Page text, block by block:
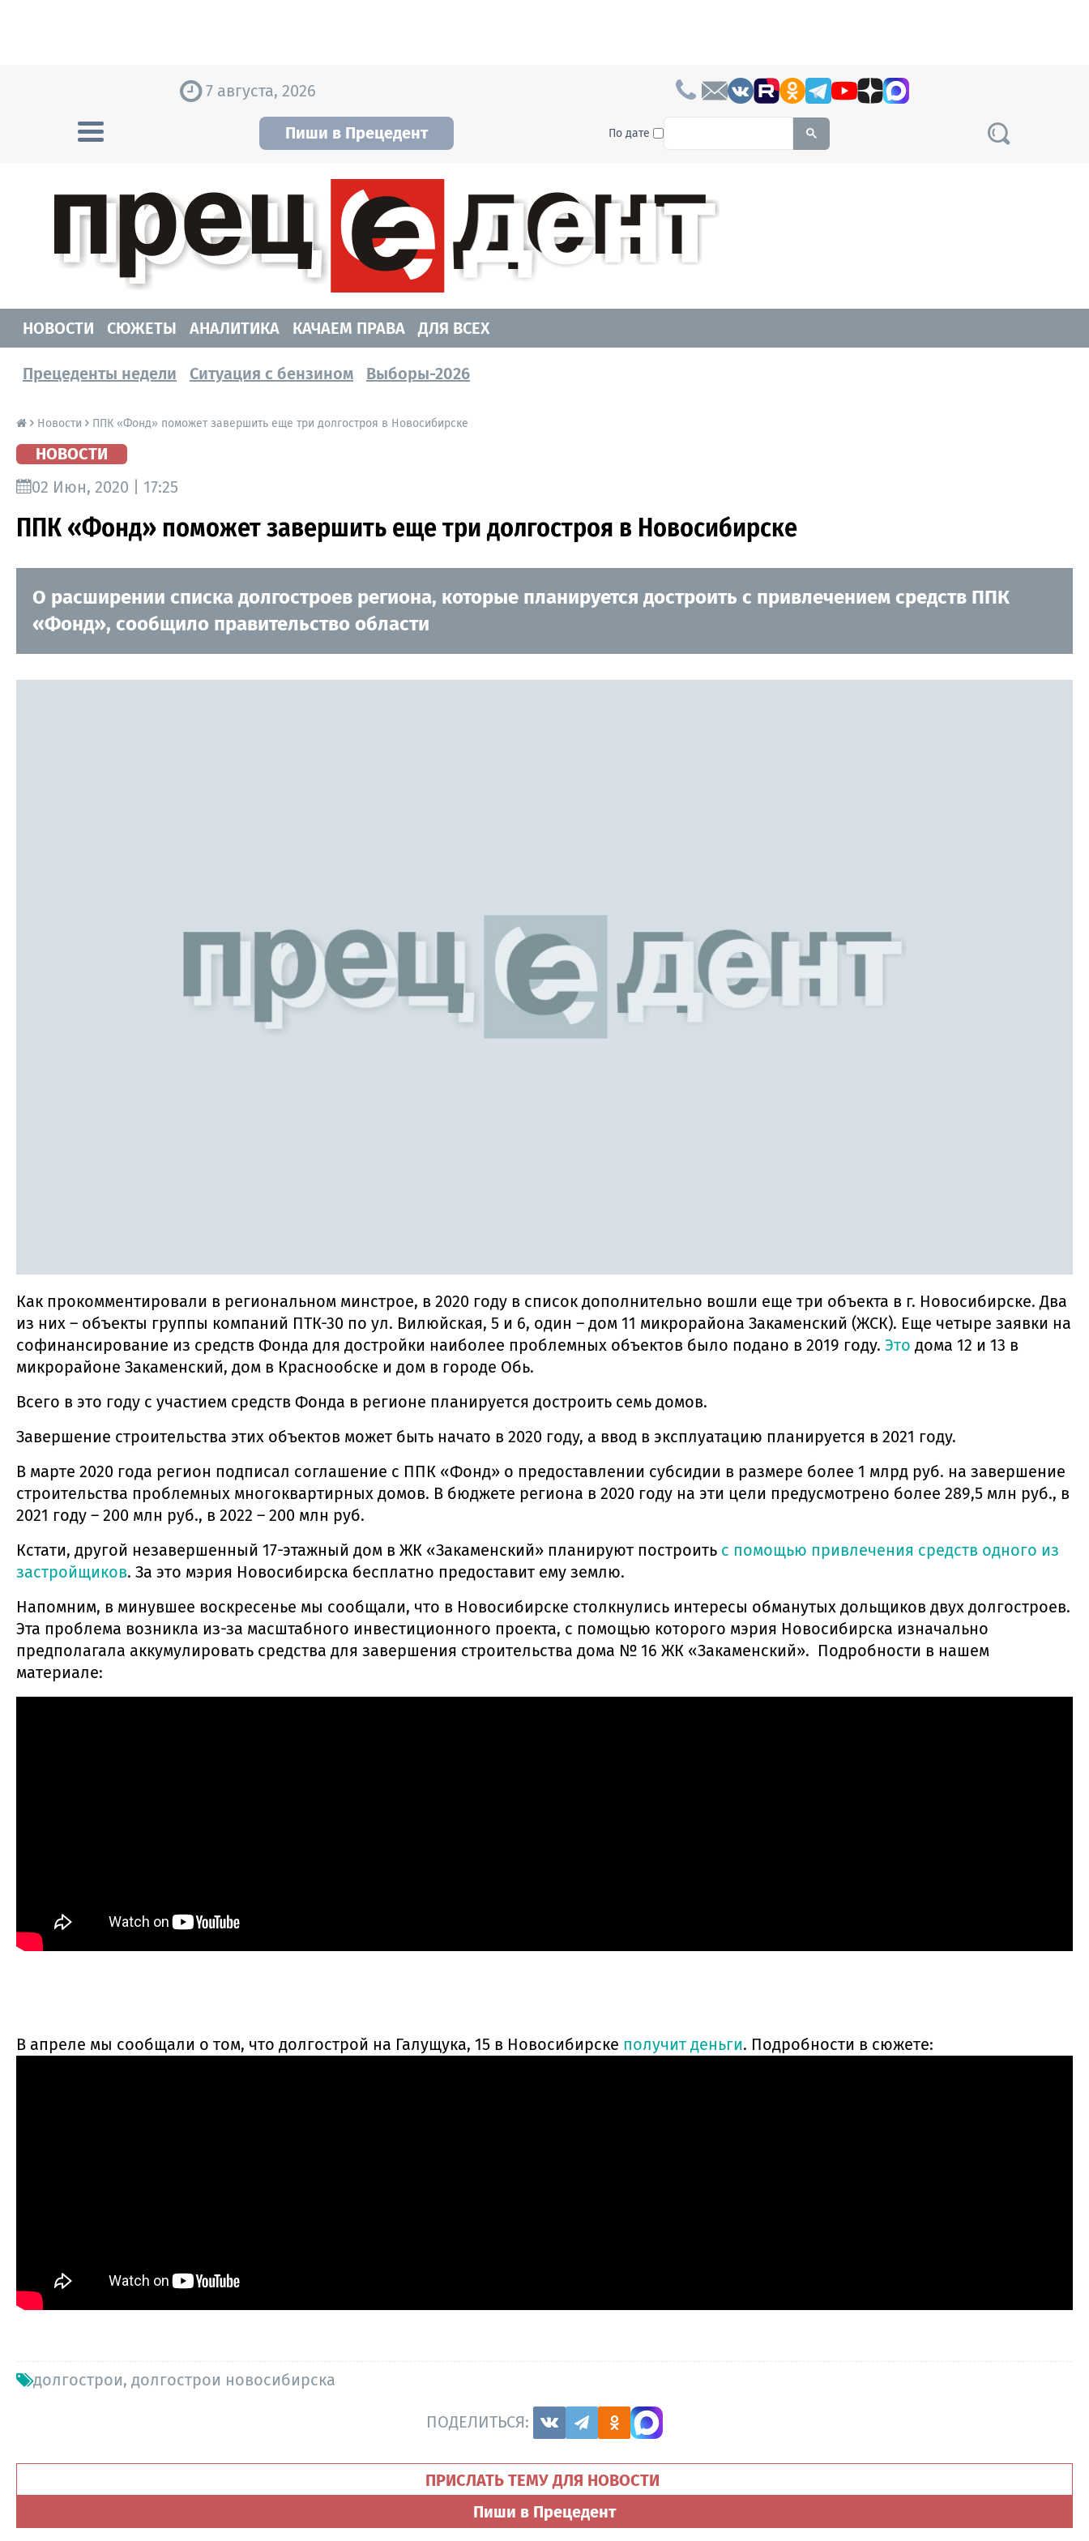
7 августа, 2026
Пиши в Прецедент По дате To search this site, enter a search term
НОВОСТИ
СЮЖЕТЫ АНАЛИТИКА КАЧАЕМ ПРАВА ДЛЯ ВСЕХ
Прецеденты недели Ситуация с бензином Выборы-2026
Новости ППК «Фонд» поможет завершить еще три долгостроя в Новосибирске
НОВОСТИ
02 Июн, 2020 | 17:25
ППК «Фонд» поможет завершить еще три долгостроя в Новосибирске
О расширении списка долгостроев региона, которые планируется достроить с привлечением средств ППК
«Фонд», сообщило правительство области
Как прокомментировали в региональном минстрое, в 2020 году в список дополнительно вошли еще три объекта в г. Новосибирске. Два
из них – объекты группы компаний ПТК-30 по ул. Вилюйская, 5 и 6, один – дом 11 микрорайона Закаменский (ЖСК). Еще четыре заявки на
софинансирование из средств Фонда для достройки наиболее проблемных объектов было подано в 2019 году. Это дома 12 и 13 в
микрорайоне Закаменский, дом в Краснообске и дом в городе Обь.
Всего в это году с участием средств Фонда в регионе планируется достроить семь домов.
Завершение строительства этих объектов может быть начато в 2020 году, а ввод в эксплуатацию планируется в 2021 году.
В марте 2020 года регион подписал соглашение с ППК «Фонд» о предоставлении субсидии в размере более 1 млрд руб. на завершение
строительства проблемных многоквартирных домов. В бюджете региона в 2020 году на эти цели предусмотрено более 289,5 млн руб., в
2021 году – 200 млн руб., в 2022 – 200 млн руб.
Кстати, другой незавершенный 17-этажный дом в ЖК «Закаменский» планируют построить с помощью привлечения средств одного из
застройщиков. За это мэрия Новосибирска бесплатно предоставит ему землю.
Напомним, в минувшее воскресенье мы сообщали, что в Новосибирске столкнулись интересы обманутых дольщиков двух долгостроев.
Эта проблема возникла из-за масштабного инвестиционного проекта, с помощью которого мэрия Новосибирска изначально
предполагала аккумулировать средства для завершения строительства дома № 16 ЖК «Закаменский». Подробности в нашем
материале:
В апреле мы сообщали о том, что долгострой на Галущука, 15 в Новосибирске получит деньги. Подробности в сюжете:
долгострои, долгострои новосибирска
ПОДЕЛИТЬСЯ:
ПРИСЛАТЬ ТЕМУ ДЛЯ НОВОСТИ
Пиши в Прецедент